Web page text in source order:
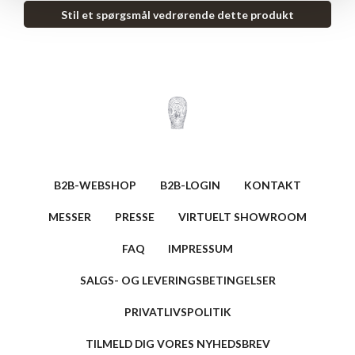
Stil et spørgsmål vedrørende dette produkt
B2B-WEBSHOP B2B-LOGIN KONTAKT
MESSER PRESSE VIRTUELT SHOWROOM
FAQ IMPRESSUM
SALGS- OG LEVERINGSBETINGELSER
PRIVATLIVSPOLITIK
TILMELD DIG VORES NYHEDSBREV